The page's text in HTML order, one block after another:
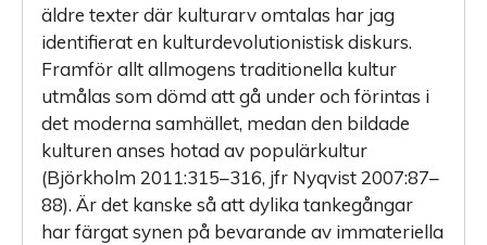
äldre texter där kulturarv omtalas har jag
identifierat en kulturdevolutionistisk diskurs.
Framför allt allmogens traditionella kultur
utmålas som dömd att gå under och förintas i
det moderna samhället, medan den bildade
kulturen anses hotad av populärkultur
(Björkholm 2011:315–316, jfr Nyqvist 2007:87–
88). Är det kanske så att dylika tankegångar
har färgat synen på bevarande av immateriella